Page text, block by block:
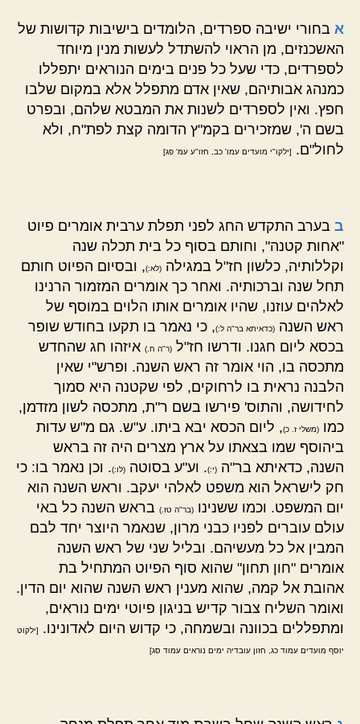
א בחורי ישיבה ספרדים, הלומדים בישיבות קדושות של
האשכנזים, מן הראוי להשתדל לעשות מנין מיוחד
לספרדים, כדי שעל כל פנים בימים הנוראים יתפללו
כמנהג אבותיהם, שאין אדם מתפלל אלא במקום שלבו
חפץ. ואין לספרדים לשנות את המבטא שלהם, ובפרט
בשם ה', שמזכירים בקמ"ץ הדומה קצת לפת"ח, ולא
לחול"ם.
[ילקו"י מועדים עמו' כב, חזו"ע עמ' פג]
ב בערב התקדש החג לפני תפלת ערבית אומרים פיוט
"אחות קטנה", וחותם בסוף כל בית תכלה שנה
וקללותיה, כלשון חז"ל במגילה (לא:), ובסיום הפיוט חותם
תחל שנה וברכותיה. ואחר כך אומרים המזמור הרנינו
לאלהים עוזנו, שהיו אומרים אותו הלוים במוסף של
ראש השנה (כדאיתא בר"ה ל:), כי נאמר בו תקעו בחודש שופר
בכסא ליום חגנו. ודרשו חז"ל (ר"ה ח.) איזהו חג שהחדש
מתכסה בו, הוי אומר זה ראש השנה. ופרש"י שאין
הלבנה נראית בו לרחוקים, לפי שקטנה היא סמוך
לחידושה, והתוס' פירשו בשם ר"ת, מתכסה לשון מזדמן,
כמו (משלי ז. כ), ליום הכסא יבא ביתו. ע"ש. גם מ"ש עדות
ביהוסף שמו בצאתו על ארץ מצרים היה זה בראש
השנה, כדאיתא בר"ה (י:). וע"ע בסוטה (לו:). וכן נאמר בו: כי
חק לישראל הוא משפט לאלהי יעקב. וראש השנה הוא
יום המשפט. וכמו ששנינו (בר"ה טז.) בראש השנה כל באי
עולם עוברים לפניו כבני מרון, שנאמר היוצר יחד לבם
המבין אל כל מעשיהם. ובליל שני של ראש השנה
אומרים "חון תחון" שהוא סוף הפיוט המתחיל בת
אהובת אל קמה, שהוא מענין ראש השנה שהוא יום הדין.
ואומר השליח צבור קדיש בניגון פיוטי ימים נוראים,
ומתפללים בכוונה ובשמחה, כי קדוש היום לאדונינו.
[ילקוט
יוסף מועדים עמוד כג, חזון עובדיה ימים נוראים עמוד סג]